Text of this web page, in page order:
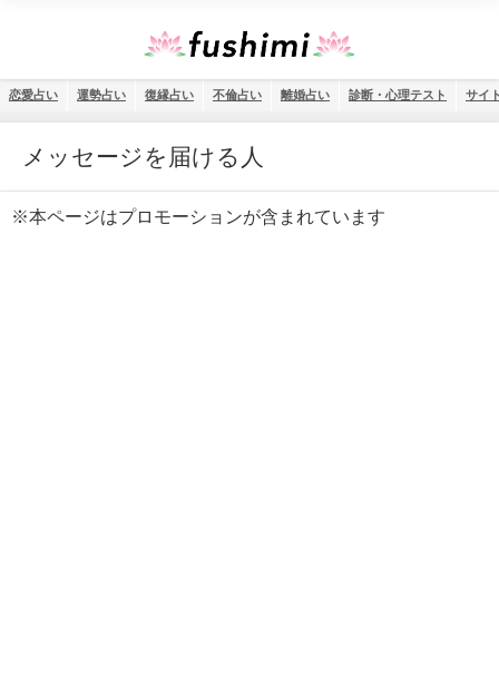
恋愛占い 運勢占い 復縁占い 不倫占い 離婚占い 診断・心理テスト サイ
メッセージを届ける人
※本ページはプロモーションが含まれています